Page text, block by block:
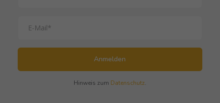
Anmelden
Hinweis zum Datenschutz.